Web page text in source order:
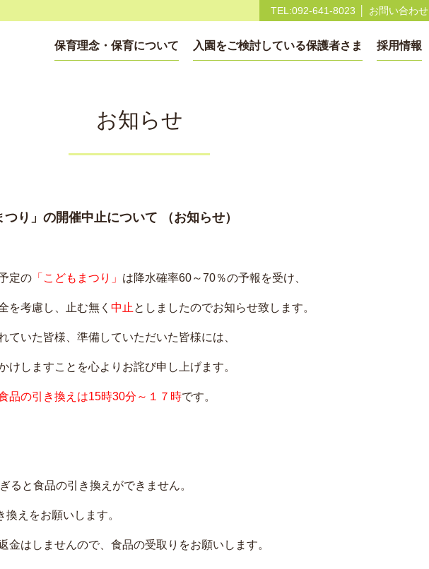
TEL:092-641-8023 お問い合わせ
保育理念・保育について 入園をご検討している保護者さま 採用情報
お知らせ
つり」の開催中止について （お知らせ）
定の 「こどもまつり」 は降水確率60～70％の予報を受け、
を考慮し、止む無く 中止 としましたのでお知らせ致します。
ていた皆様、準備していただいた皆様には、
けしますことを心よりお詫び申し上げます。
品の引き換えは15時30分～１７時です。
ると食品の引き換えができません。
えをお願いします。
金はしませんので、食品の受取りをお願いします。